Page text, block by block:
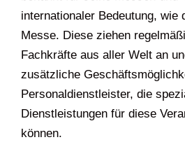
internationaler Bedeutung, wie
Messe. Diese ziehen
Fachkräfte aus aller Welt an
zusätzliche
Personaldienstleister, die
Dienstleistungen für diese
können.